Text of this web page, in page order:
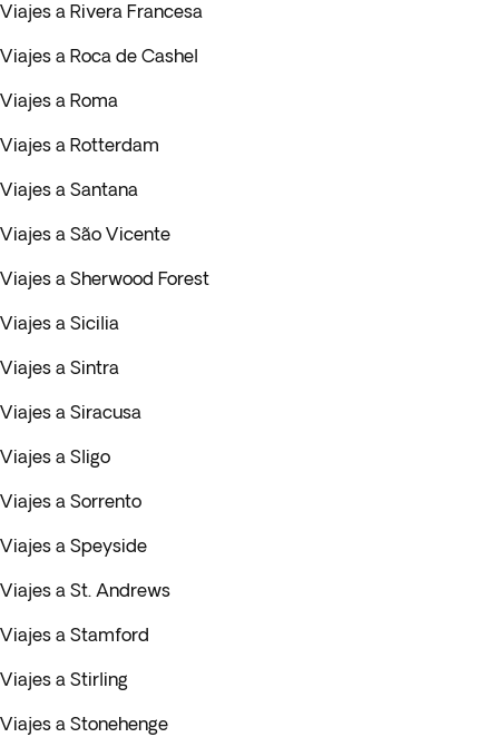
Viajes a Rivera Francesa
Viajes a Roca de Cashel
Viajes a Roma
Viajes a Rotterdam
Viajes a Santana
Viajes a São Vicente
Viajes a Sherwood Forest
Viajes a Sicilia
Viajes a Sintra
Viajes a Siracusa
Viajes a Sligo
Viajes a Sorrento
Viajes a Speyside
Viajes a St. Andrews
Viajes a Stamford
Viajes a Stirling
Viajes a Stonehenge